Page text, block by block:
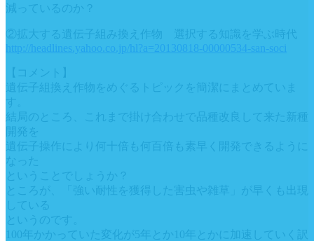
減っているのか？
②拡大する遺伝子組み換え作物 選択する知識を学ぶ時代
http://headlines.yahoo.co.jp/hl?a=20130818-00000534-san-soci
【コメント】
遺伝子組換え作物をめぐるトピックを簡潔にまとめていま
す。
結局のところ、これまで掛け合わせで品種改良して来た新種
開発を
遺伝子操作により何十倍も何百倍も素早く開発できるように
なった
ということでしょうか？
ところが、「強い耐性を獲得した害虫や雑草」が早くも出現
している
というのです。
100年かかっていた変化が5年とか10年とかに加速していく訳